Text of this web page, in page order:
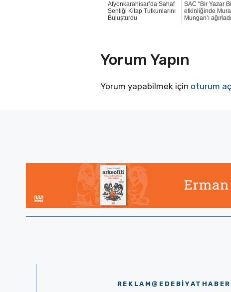
Afyonkarahisar’da Sahaf
Şenliği Kitap Tutkunlarını
Buluşturdu
SAC “Bir Yazar
etkinliğinde
Mungan’ı ağırladı
Yorum Yapın
Yorum yapabilmek için oturum